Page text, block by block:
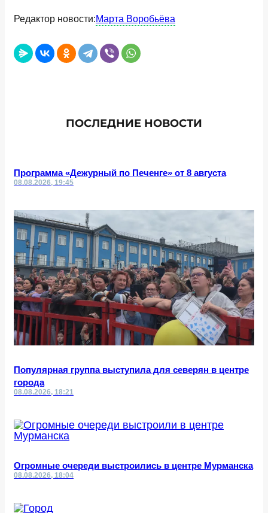
Редактор новости:Марта Воробьёва
ПОСЛЕДНИЕ НОВОСТИ
Программа «Дежурный по Печенге» от 8 августа
08.08.2026, 19:45
Популярная группа выступила для северян в центре
города
08.08.2026, 18:21
Огромные очереди выстроились в центре Мурманска
08.08.2026, 18:04